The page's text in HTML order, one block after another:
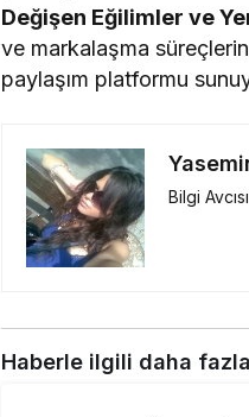
Değişen Eğilimler ve
ve markalaşma
paylaşım platformu
Bilgi
Haberle ilgili daha